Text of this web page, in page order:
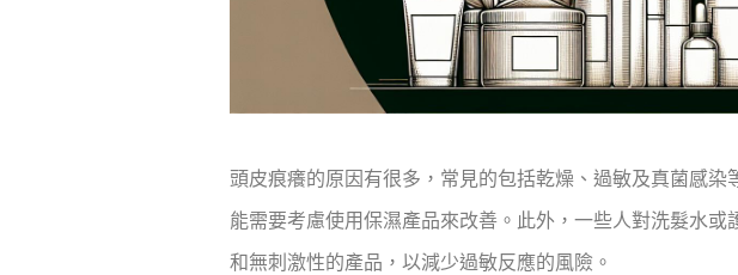
頭皮痕癢的原因有很多，常見的包括乾燥、過敏及真菌感
能需要考慮使用保濕產品來改善。此外，一些人對洗髮水
和無刺激性的產品，以減少過敏反應的風險。